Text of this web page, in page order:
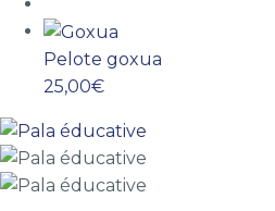
Pelote goxua
25,00€